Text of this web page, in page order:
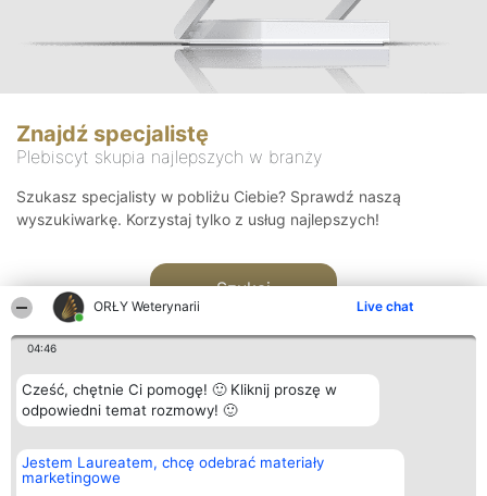
ORŁY Weterynarii Live chat
04:46
Cześć, chętnie Ci pomogę! 🙂 Kliknij proszę w
odpowiedni temat rozmowy! 🙂
Jestem Laureatem, chcę odebrać materiały
marketingowe
Znajdź specjalistę
Plebiscyt skupia najlepszych w branży
Szukasz specjalisty w pobliżu Ciebie? Sprawdź naszą
wyszukiwarkę. Korzystaj tylko z usług najlepszych!
Szukaj
Organizator plebiscytu
Bright Side Solutions sp. z o.
o. sp. k.
Plebiscyt
Laureaci
Kontakt
Kontakt